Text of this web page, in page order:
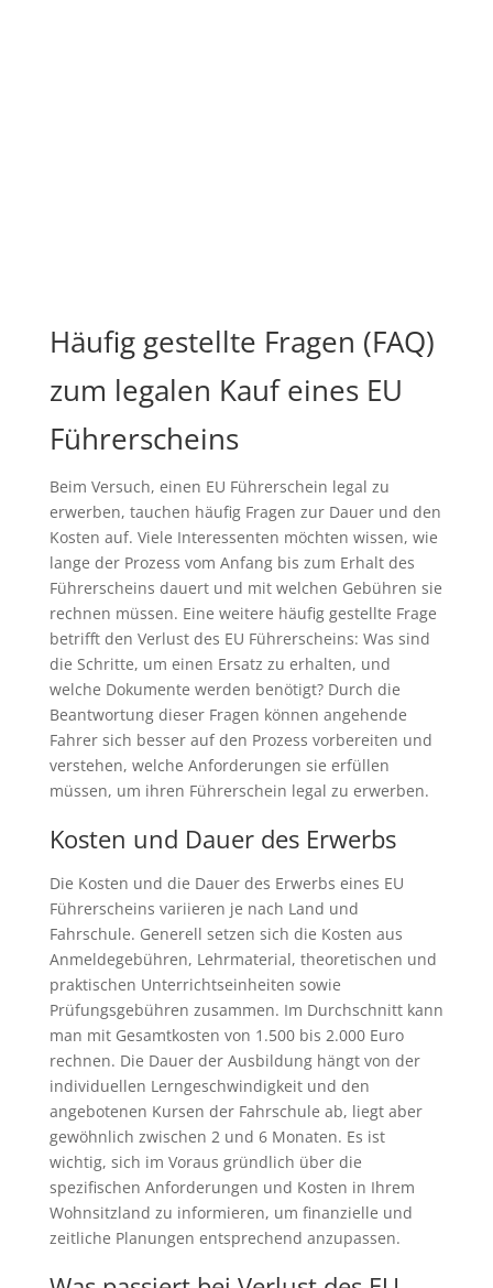
Häufig gestellte Fragen (FAQ)
zum legalen Kauf eines EU
Führerscheins
Beim Versuch, einen EU Führerschein legal zu
erwerben, tauchen häufig Fragen zur Dauer und den
Kosten auf. Viele Interessenten möchten wissen, wie
lange der Prozess vom Anfang bis zum Erhalt des
Führerscheins dauert und mit welchen Gebühren sie
rechnen müssen. Eine weitere häufig gestellte Frage
betrifft den Verlust des EU Führerscheins: Was sind
die Schritte, um einen Ersatz zu erhalten, und
welche Dokumente werden benötigt? Durch die
Beantwortung dieser Fragen können angehende
Fahrer sich besser auf den Prozess vorbereiten und
verstehen, welche Anforderungen sie erfüllen
müssen, um ihren Führerschein legal zu erwerben.
Kosten und Dauer des Erwerbs
Die Kosten und die Dauer des Erwerbs eines EU
Führerscheins variieren je nach Land und
Fahrschule. Generell setzen sich die Kosten aus
Anmeldegebühren, Lehrmaterial, theoretischen und
praktischen Unterrichtseinheiten sowie
Prüfungsgebühren zusammen. Im Durchschnitt kann
man mit Gesamtkosten von 1.500 bis 2.000 Euro
rechnen. Die Dauer der Ausbildung hängt von der
individuellen Lerngeschwindigkeit und den
angebotenen Kursen der Fahrschule ab, liegt aber
gewöhnlich zwischen 2 und 6 Monaten. Es ist
wichtig, sich im Voraus gründlich über die
spezifischen Anforderungen und Kosten in Ihrem
Wohnsitzland zu informieren, um finanzielle und
zeitliche Planungen entsprechend anzupassen.